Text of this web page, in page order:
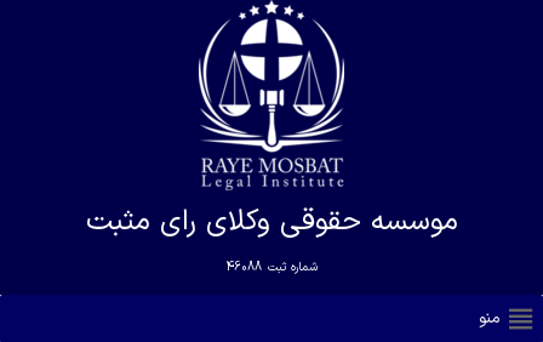
موسسه حقوقی وکلای رای مثبت
شماره ثبت 46088
منو